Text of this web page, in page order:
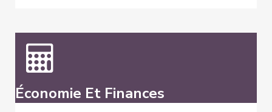
Économie Et Finances